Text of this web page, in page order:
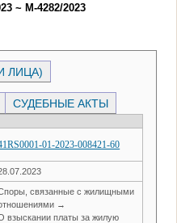
~ М-4282/2023
ЛИЦА)
СУДЕБНЫЕ АКТЫ
01-2023-008421-60
связанные с жилищными
→
взыскании платы за жилую